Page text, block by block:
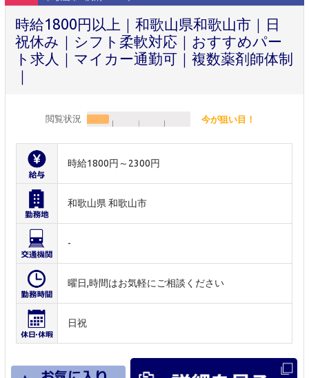
時給1800円以上｜和歌山県和歌山市｜日
祝休み｜シフト柔軟対応｜おすすめパー
ト求人｜マイカー通勤可｜複数薬剤師体制
｜
閲覧状況 今が狙い目！
時給1800円～2300円
和歌山県 和歌山市
-
曜日,時間はお気軽にご相談ください
日祝